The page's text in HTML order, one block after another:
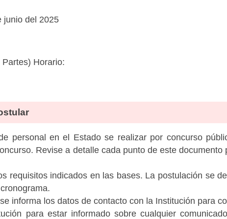
junio del 2025
Horario:
personal en el Estado se realizar por concurso
Revise a detalle cada punto de este
requisitos indicados en las bases. La postulación se
informa los datos de contacto con la Institución para
para estar informado sobre cualquier